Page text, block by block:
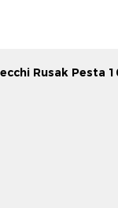
Rusak Pesta